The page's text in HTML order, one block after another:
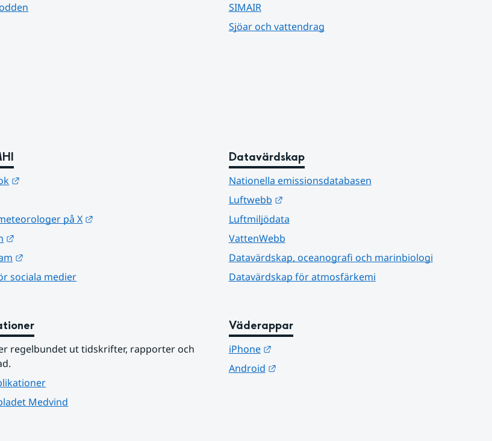
SIMAIR
Sjöar och vattendrag
på X
sociala medier
Datavärdskap
Nationella emissionsdatabasen
Luftwebb
Länk till annan webbplats.
Luftmiljödata
VattenWebb
Datavärdskap, oceanografi och marinbiologi
Datavärdskap för atmosfärkemi
regelbundet ut tidskrifter, rapporter och
Medvind
Väderappar
iPhone
Länk till annan webbplats.
Android
Länk till annan webbplats.